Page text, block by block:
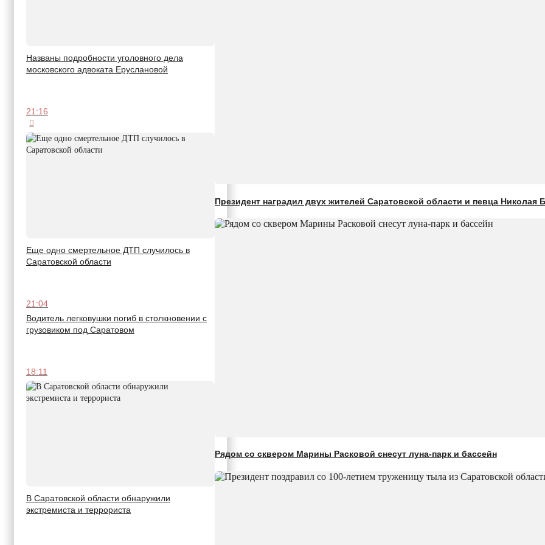
Названы подробности уголовного дела
московского адвоката Еруслановой
21:16
Еще одно смертельное ДТП случилось в
Саратовской области
21:04
Водитель легковушки погиб в столкновении с
грузовиком под Саратовом
18:11
В Саратовской области обнаружили
экстремиста и террориста
Президент наградил двух жителей Саратовской области и певца Николая
Рядом со сквером Марины Расковой снесут луна-парк и бассейн